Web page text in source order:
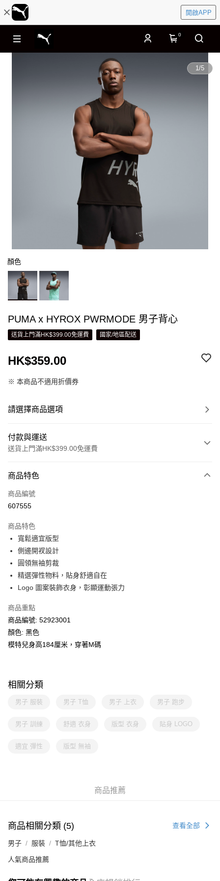
開啟APP
0
1/5
顏色
PUMA x HYROX PWRMODE 男子背心
送貨上門滿HK$399.00免運費 國家/地區配送
HK$359.00
※ 本商品不適用折價券
請選擇商品選項
付款與運送
送貨上門滿HK$399.00免運費
信用卡
線上付款
Alipay, PayMe, WeChat Pay, UnionPay, FPS
送貨方式
單筆訂單淨值滿$399可享免運費優惠
每筆HK$30.00，滿HK$399.00或以上免運費
滿$599可享澳門免運費優惠
商品特色
商品編號
607555
商品特色
寬鬆適宜版型
側邊開衩設計
圓領無袖剪裁
精選彈性物料，貼身舒適自在
Logo 圖案裝飾衣身，彰顯運動張力
商品重點
商品編號: 52923001
顏色: 黑色
模特兒身高184厘米，穿著M碼
相關分類
男子 服裝 男子 T恤 男子 上衣 男子 跑步
男子 訓練 舒適 衣身 版型 衣身 貼身 LOGO
適宜 彈性 版型 無袖
商品推薦
商品相關分類 (5) 查看全部
男子 服裝 T恤/其他上衣
人氣商品推薦